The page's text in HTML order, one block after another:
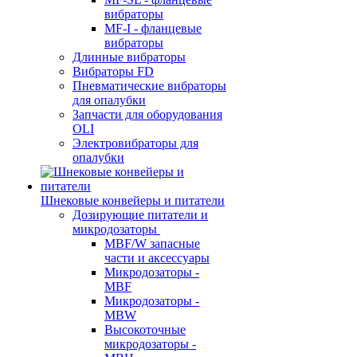
вибраторы
MF-I - фланцевые
вибраторы
Длинные вибраторы
Вибраторы FD
Пневматические вибраторы
для опалубки
Запчасти для оборудования
OLI
Электровибраторы для
опалубки
Шнековые конвейеры и питатели
Дозирующие питатели и
микродозаторы
MBF/W запасные
части и аксессуары
Микродозаторы -
MBF
Микродозаторы -
MBW
Высокоточные
микродозаторы -